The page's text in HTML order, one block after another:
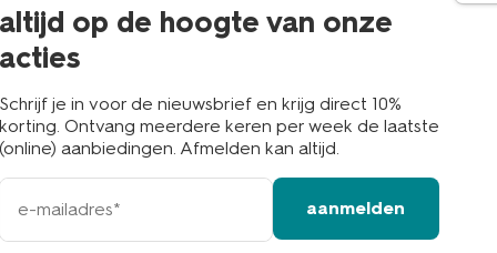
altijd op de hoogte van onze
acties
Schrijf je in voor de nieuwsbrief en krijg direct 10%
korting. Ontvang meerdere keren per week de laatste
(online) aanbiedingen. Afmelden kan altijd.
e-
mailadres
aanmelden